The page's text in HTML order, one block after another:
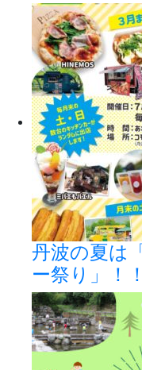
丹波の夏は
ー祭り」！！